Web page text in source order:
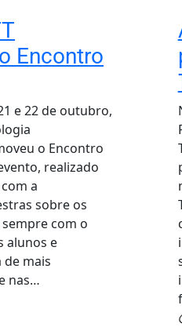
Encontro
e 22 de outubro,
o Encontro
realizado
a
sobre os
com o
alunos e
mais
nas…